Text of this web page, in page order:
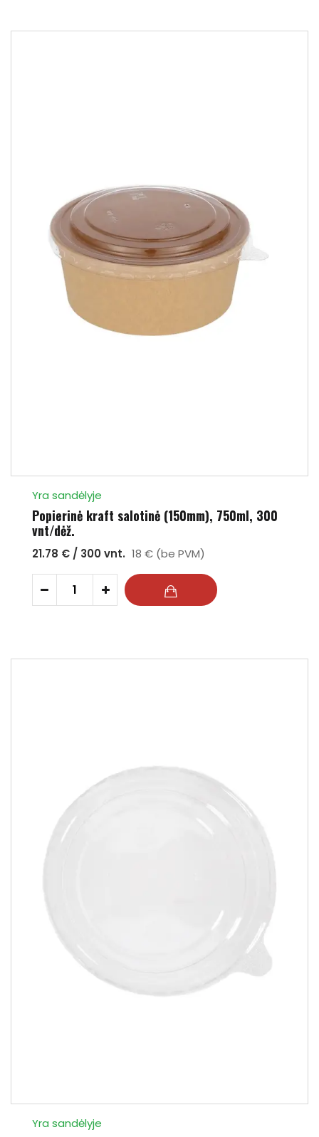
Yra sandėlyje
Popierinė kraft salotinė (150mm), 750ml, 300
vnt/dėž.
21.78 € / 300 vnt. 18 € (be PVM)
- +
Yra sandėlyje